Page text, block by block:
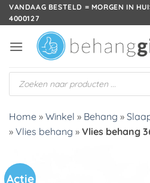
Ga
naar
VANDAAG BESTELD = MORGEN IN
4000127
Producten
zoeken
Home » Winkel » Behang »
» Vlies behang » Vlies behang
Actie